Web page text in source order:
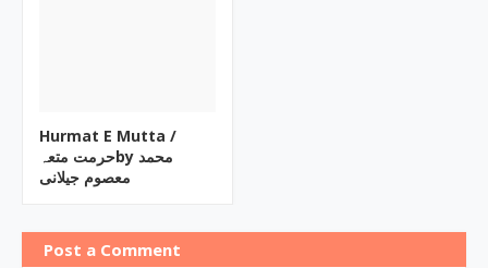
Hurmat E Mutta ‎/
حرمت متعہby ‎محمد
معصوم جیلانی
Post a Comment